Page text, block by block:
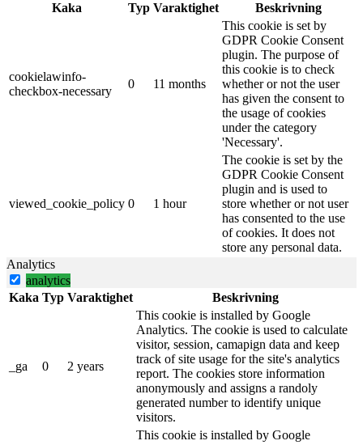
Kaka
Typ Varaktighet Beskrivning
cookielawinfo-
checkbox-necessary
0 11 months
This cookie is set by
GDPR Cookie Consent
plugin. The purpose of
this cookie is to check
whether or not the user
has given the consent to
the usage of cookies
under the category
'Necessary'.
viewed_cookie_policy 0 1 hour
The cookie is set by the
GDPR Cookie Consent
plugin and is used to
store whether or not user
has consented to the use
of cookies. It does not
store any personal data.
Analytics
analytics
Kaka Typ Varaktighet Beskrivning
_ga 0 2 years
This cookie is installed by Google
Analytics. The cookie is used to calculate
visitor, session, camapign data and keep
track of site usage for the site's analytics
report. The cookies store information
anonymously and assigns a randoly
generated number to identify unique
visitors.
This cookie is installed by Google